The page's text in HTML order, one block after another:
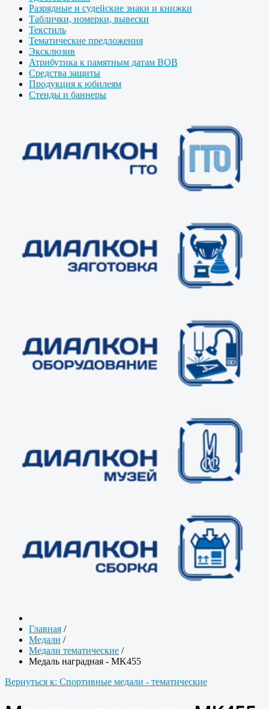
Разрядные и судейские знаки и книжки
Таблички, номерки, вывески
Текстиль
Тематические предложения
Эксклюзив
Атрибутика к памятным датам ВОВ
Средства защиты
Продукция к юбилеям
Стенды и баннеры
Главная /
Медали /
Медали тематические /
Медаль наградная - MK455
Вернуться к: Спортивные медали - тематические